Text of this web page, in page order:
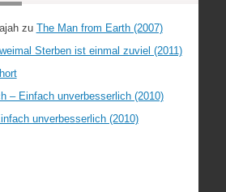
zu The Man from Earth (2007)
Sterben ist einmal zuviel (2011)
– Einfach unverbesserlich (2010)
unverbesserlich (2010)